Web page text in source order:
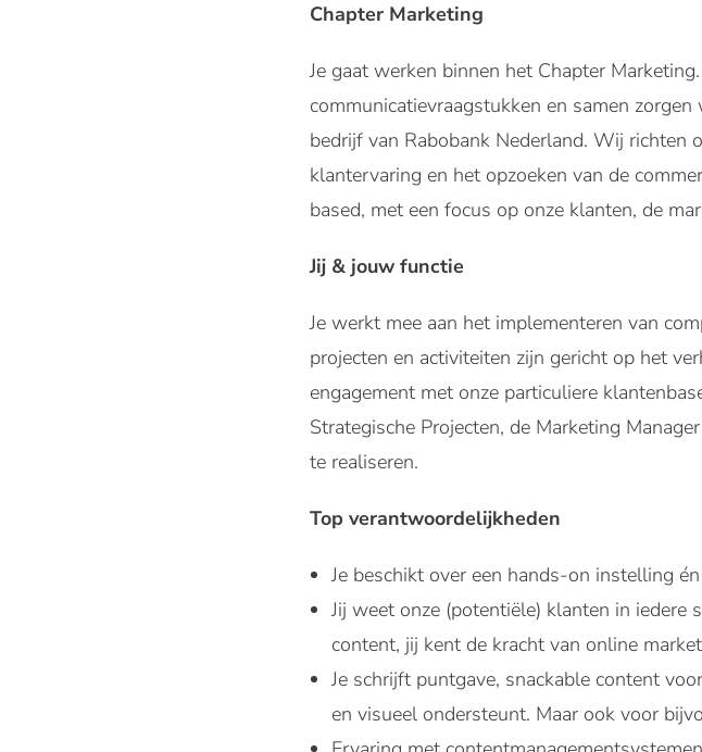
Chapter Marketing
Je gaat werken binnen het Chapter
communicatievraagstukken en samen
bedrijf van Rabobank Nederland. Wij richten
klantervaring en het opzoeken van de
based, met een focus op onze klanten, de
Jij & jouw functie
Je werkt mee aan het implementeren van
projecten en activiteiten zijn gericht op het
engagement met onze particuliere
Strategische Projecten, de Marketing
te realiseren.
Top verantwoordelijkheden
Je beschikt over een hands-on instelling
Jij weet onze (potentiële) klanten in
content, jij kent de kracht van online
Je schrijft puntgave, snackable content
en visueel ondersteunt. Maar ook voor